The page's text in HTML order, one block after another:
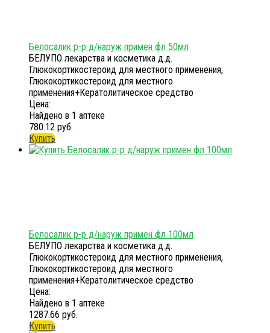
Белосалик р-р д/наруж примен фл 50мл
БЕЛУПО лекарства и косметика д.д.
Глюкокортикостероид для местного применения,
Глюкокортикостероид для местного
применения+Кератолитическое средство
Цена:
Найдено в 1 аптеке
780.12 руб.
Купить
Белосалик р-р д/наруж примен фл 100мл
БЕЛУПО лекарства и косметика д.д.
Глюкокортикостероид для местного применения,
Глюкокортикостероид для местного
применения+Кератолитическое средство
Цена:
Найдено в 1 аптеке
1287.66 руб.
Купить